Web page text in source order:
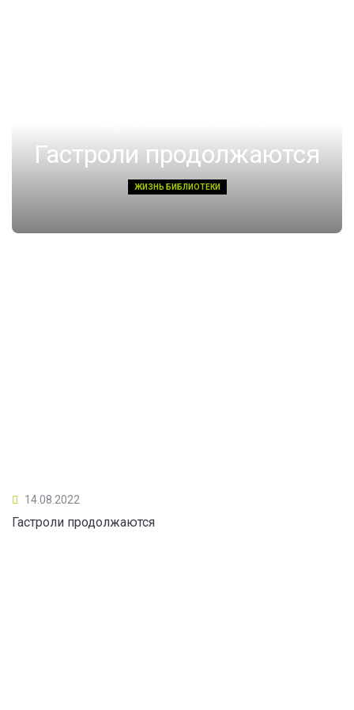
Гастроли продолжаются
ЖИЗНЬ БИБЛИОТЕКИ
14.08.2022
Гастроли продолжаются